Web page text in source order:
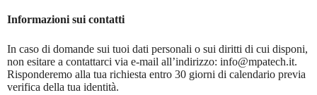
Informazioni sui contatti
In caso di domande sui tuoi dati personali o sui diritti di cui disponi,
non esitare a contattarci via e-mail all’indirizzo: info@mpatech.it.
Risponderemo alla tua richiesta entro 30 giorni di calendario previa
verifica della tua identità.